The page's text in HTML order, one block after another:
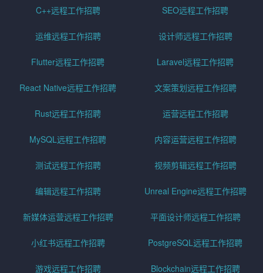
C++远程工作招聘 SEO远程工作招聘
运维远程工作招聘 设计师远程工作招聘
Flutter远程工作招聘 Laravel远程工作招聘
React Native远程工作招聘 文案策划远程工作招聘
Rust远程工作招聘 运营远程工作招聘
MySQL远程工作招聘 内容运营远程工作招聘
测试远程工作招聘 视频剪辑远程工作招聘
编辑远程工作招聘 Unreal Engine远程工作招聘
新媒体运营远程工作招聘 平面设计师远程工作招聘
小红书远程工作招聘 PostgreSQL远程工作招聘
游戏远程工作招聘 Blockchain远程工作招聘